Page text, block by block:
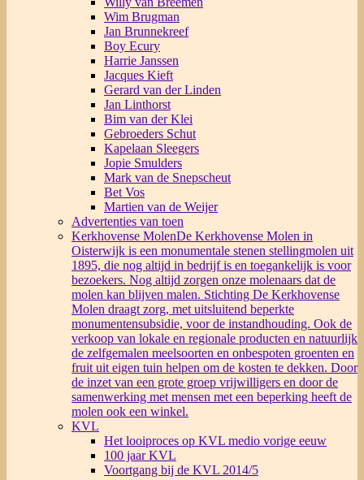
Wim Brugman
Jan Brunnekreef
Boy Ecury
Harrie Janssen
Jacques Kieft
Gerard van der Linden
Jan Linthorst
Bim van der Klei
Gebroeders Schut
Kapelaan Sleegers
Jopie Smulders
Mark van de Snepscheut
Bet Vos
Martien van de Weijer
Advertenties van toen
Kerkhovense MolenDe Kerkhovense Molen in
Oisterwijk is een monumentale stenen stellingmolen uit
1895, die nog altijd in bedrijf is en toegankelijk is voor
bezoekers. Nog altijd zorgen onze molenaars dat de
molen kan blijven malen. Stichting De Kerkhovense
Molen draagt zorg, met uitsluitend beperkte
monumentensubsidie, voor de instandhouding. Ook de
verkoop van lokale en regionale producten en natuurlijk
de zelfgemalen meelsoorten en onbespoten groenten en
fruit uit eigen tuin helpen om de kosten te dekken. Door
de inzet van een grote groep vrijwilligers en door de
samenwerking met mensen met een beperking heeft de
molen ook een winkel.
KVL
Het looiproces op KVL medio vorige eeuw
100 jaar KVL
Voortgang bij de KVL 2014/5